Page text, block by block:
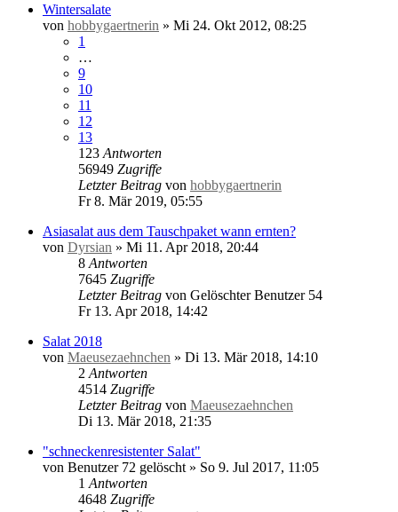
Wintersalate
von hobbygaertnerin » Mi 24. Okt 2012, 08:25
1
…
9
10
11
12
13
123 Antworten
56949 Zugriffe
Letzter Beitrag von hobbygaertnerin
Fr 8. Mär 2019, 05:55
Asiasalat aus dem Tauschpaket wann ernten?
von Dyrsian » Mi 11. Apr 2018, 20:44
8 Antworten
7645 Zugriffe
Letzter Beitrag von Gelöschter Benutzer 54
Fr 13. Apr 2018, 14:42
Salat 2018
von Maeusezaehnchen » Di 13. Mär 2018, 14:10
2 Antworten
4514 Zugriffe
Letzter Beitrag von Maeusezaehnchen
Di 13. Mär 2018, 21:35
"schneckenresistenter Salat"
von Benutzer 72 gelöscht » So 9. Jul 2017, 11:05
1 Antworten
4648 Zugriffe